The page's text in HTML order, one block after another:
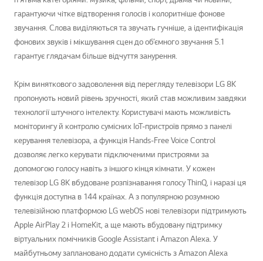
гарантуючи чітке відтворення голосів і колоритніше фонове
звучання. Слова виділяються та звучать гучніше, а ідентифікація
фонових звуків і мікшування сцен до об’ємного звучання 5.1
гарантує глядачам більше відчуття занурення.
Крім виняткового задоволення від перегляду телевізори LG 8K
пропонують новий рівень зручності, який став можливим завдяки
технології штучного інтелекту. Користувачі мають можливість
моніторингу й контролю сумісних IoT-пристроїв прямо з панелі
керування телевізора, а функція Hands-Free Voice Control
дозволяє легко керувати підключеними пристроями за
допомогою голосу навіть з іншого кінця кімнати. У кожен
телевізор LG 8K вбудоване розпізнавання голосу ThinQ, і наразі ця
функція доступна в 144 країнах. А з популярною розумною
телевізійною платформою LG webOS нові телевізори підтримують
Apple AirPlay 2 і HomeKit, а ще мають вбудовану підтримку
віртуальних помічників Google Assistant і Amazon Alexa. У
майбутньому заплановано додати сумісність з Amazon Alexa